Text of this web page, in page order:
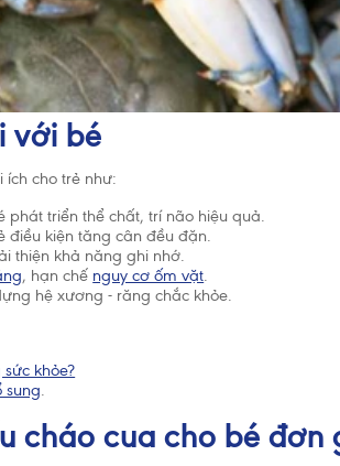
với bé
ích cho trẻ như:
phát triển thể chất, trí não hiệu quả.
điều kiện tăng cân đều đặn.
thiện khả năng ghi nhớ.
, hạn chế nguy cơ ốm vặt.
hệ xương - răng chắc khỏe.
khỏe?
sung.
cháo cua cho bé đơn